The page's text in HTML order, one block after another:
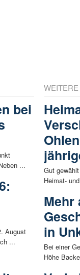
bei
...
August
...
Gut
Heimat-
Mehr
in
Bei einer
Höhe